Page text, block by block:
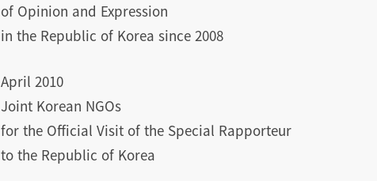
of Opinion and Expression
in the Republic of Korea since 2008
April 2010
Joint Korean NGOs
for the Official Visit of the Special Rapporteur
to the Republic of Korea